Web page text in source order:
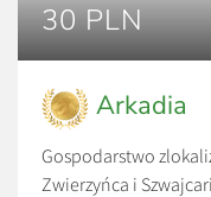
30 PLN
Arkadia
Gospodarstwo
Zwierzyńca i